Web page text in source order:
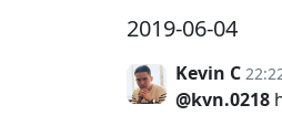
2019-06-04
Kevin C
@kvn.0218